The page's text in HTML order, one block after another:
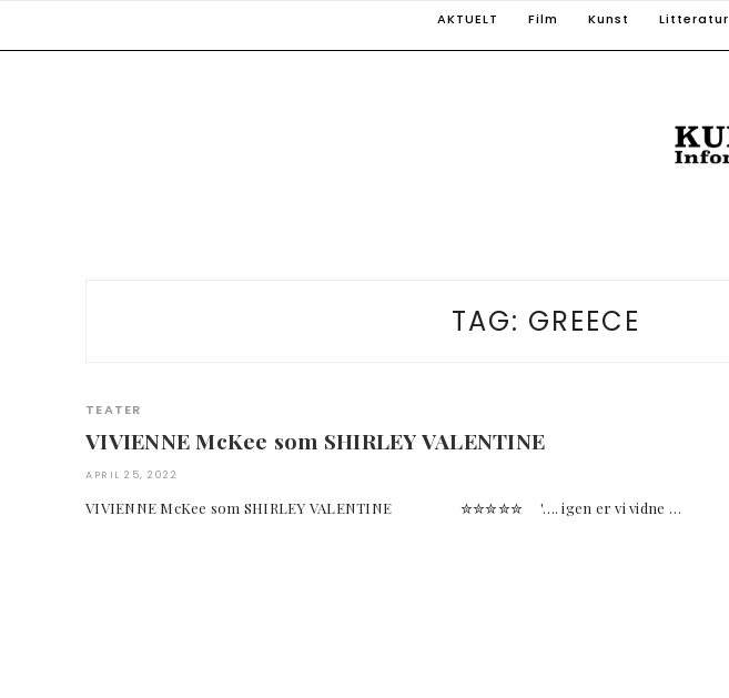
AKTUELT Film Kunst Litteratur
TAG: GREECE
TEATER
VIVIENNE McKee som SHIRLEY VALENTINE
APRIL 25, 2022
VIVIENNE McKee som SHIRLEY VALENTINE ✮✮✮✮✮ '…. igen er vi vidne …